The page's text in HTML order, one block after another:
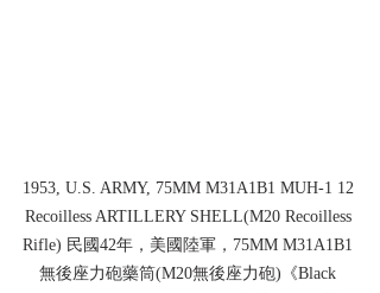
1953, U.S. ARMY, 75MM M31A1B1 MUH-1 12
Recoilless ARTILLERY SHELL(M20 Recoilless
Rifle) 民國42年，美國陸軍，75MM M31A1B1
無後座力砲藥筒(M20無後座力砲)《Black